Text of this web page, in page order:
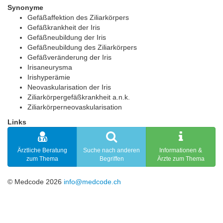
Synonyme
Gefäßaffektion des Ziliarkörpers
Gefäßkrankheit der Iris
Gefäßneubildung der Iris
Gefäßneubildung des Ziliarkörpers
Gefäßveränderung der Iris
Irisaneurysma
Irishyperämie
Neovaskularisation der Iris
Ziliarkörpergefäßkrankheit a.n.k.
Ziliarkörperneovaskularisation
Links
Ärztliche Beratung
zum Thema
Suche nach anderen
Begriffen
Informationen &
Ärzte zum Thema
© Medcode 2026 info@medcode.ch